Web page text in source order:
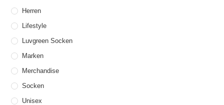
Herren
Lifestyle
Luvgreen Socken
Marken
Merchandise
Socken
Unisex